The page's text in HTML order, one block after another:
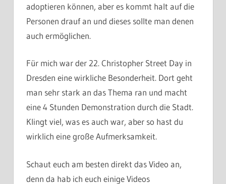
adoptieren können, aber es kommt halt auf die
Personen drauf an und dieses sollte man denen
auch ermöglichen.
Für mich war der 22. Christopher Street Day in
Dresden eine wirkliche Besonderheit. Dort geht
man sehr stark an das Thema ran und macht
eine 4 Stunden Demonstration durch die Stadt.
Klingt viel, was es auch war, aber so hast du
wirklich eine große Aufmerksamkeit.
Schaut euch am besten direkt das Video an,
denn da hab ich euch einige Videos